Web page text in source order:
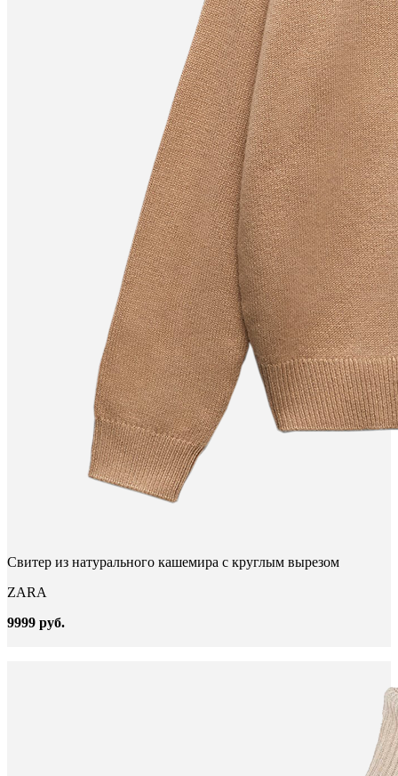
Свитер из натурального кашемира с круглым вырезом
ZARA
9999 руб.